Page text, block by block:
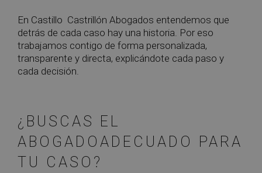
En Castillo Castrillón Abogados entendemos que
detrás de cada caso hay una historia. Por eso
trabajamos contigo de forma personalizada,
transparente y directa, explicándote cada paso y
cada decisión.
¿BUSCAS EL
ABOGADO ADECUADO PARA
TU CASO?